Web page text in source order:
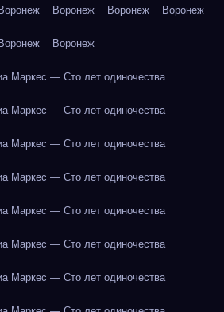
Воронеж Воронеж Воронеж Воронеж
Воронеж Воронеж
Маркес — Сто лет одиночества
Маркес — Сто лет одиночества
Маркес — Сто лет одиночества
Маркес — Сто лет одиночества
Маркес — Сто лет одиночества
Маркес — Сто лет одиночества
Маркес — Сто лет одиночества